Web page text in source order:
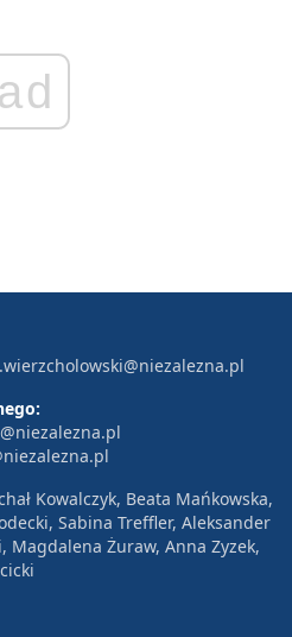
ad
Kowalczyk, Beata Mańkowska,
Sabina Treffler, Aleksander
Magdalena Żuraw, Anna Zyzek,